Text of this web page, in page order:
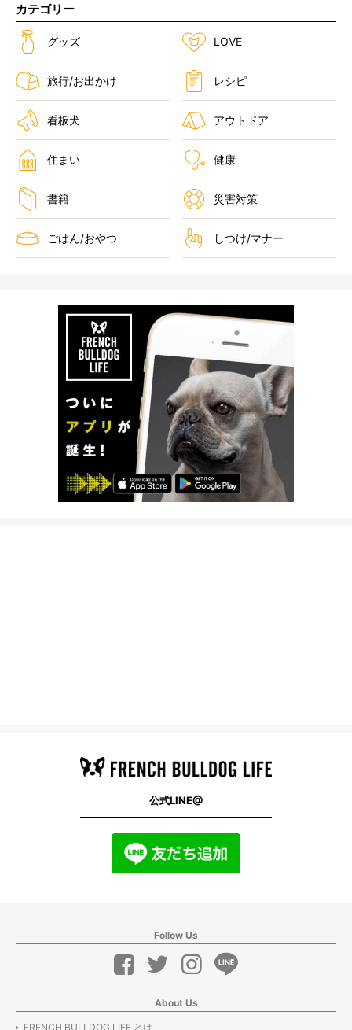
カテゴリー
グッズ LOVE
旅行/お出かけ レシピ
看板犬 アウトドア
住まい 健康
書籍 災害対策
ごはん/おやつ しつけ/マナー
公式LINE@
Follow Us
About Us
FRENCH BULLDOG LIFE とは